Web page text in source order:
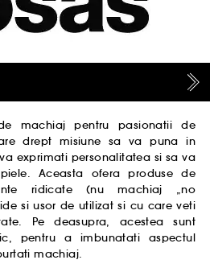
machiaj pentru pasionatii de
drept misiune sa va puna in
exprimati personalitatea si sa va
Aceasta ofera produse de
ridicate (nu machiaj „no
si usor de utilizat si cu care veti
Pe deasupra, acestea sunt
pentru a imbunatati aspectul
machiaj.